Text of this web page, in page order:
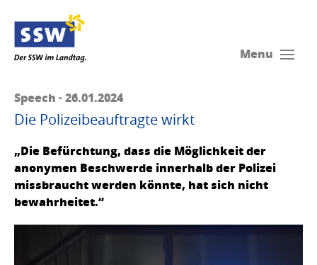
Menu
Speech · 26.01.2024
Die Polizeibeauftragte wirkt
„Die Befürchtung, dass die Möglichkeit der
anonymen Beschwerde innerhalb der Polizei
missbraucht werden könnte, hat sich nicht
bewahrheitet.“